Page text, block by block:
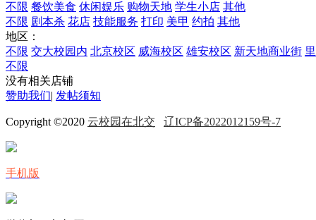
不限 餐饮美食 休闲娱乐 购物天地 学生小店 其他
不限 剧本杀 花店 技能服务 打印 美甲 约拍 其他
地区：
不限 交大校园内 北京校区 威海校区 雄安校区 新天地商业街
不限
没有相关店铺
赞助我们| 发帖须知
Copyright ©2020 云校园在北交 辽ICP备2022012159号-7
手机版